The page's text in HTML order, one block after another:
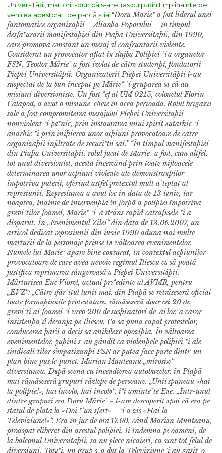
Universitãții, martorii spun cã s-a retras cu puțin timp înainte de
venirea acestora… de parcã știa: “Doru Mãrieº a fost liderul unei
fantomatice organizaþii – Alianþa Poporului – în timpul
desfãºurãrii manifestaþiei din Piaþa Universitãþii, din 1990,
care promova constant un mesaj al confruntãrii violente.
Considerat un provocator aflat în slujba Poliþiei ºi a organelor
FSN, Teodor Mãrieº a fost izolat de cãtre studenþi, fondatorii
Pieþei Universitãþii. Organizatorii Pieþei Universitãþii l-au
suspectat de la bun început pe Mãrieº ºi gruparea sa cã au
misiuni diversioniste. Un fost ºef al UM 0215, colonelul Florin
Calapod, a avut o misiune-cheie în acea perioadã. Rolul brigãzii
sale a fost compromiterea mesajului Pieþei Universitãþii –
nonviolent ºi paºnic, prin instaurarea unui spirit autarhic ºi
anarhic ºi prin iniþierea unor acþiuni provocatoare de cãtre
organizaþii infiltrate de securiºtii sãi.” “În timpul manifestaþiei
din Piaþa Universitãþii, rolul jucat de Mãrieº a fost, cum altfel,
tot unul diversionist, acesta încercånd prin toate mijloacele
determinarea unor acþiuni violente ale demonstranþilor
împotriva puterii, oferind astfel pretextul mult aºteptat al
represiunii. Represiunea a avut loc în data de 13 iunie, iar
noaptea, înainte de intervenþia în forþã a poliþiei împotriva
greviºtilor foamei, Mãrieº ºi-a stråns rapid catrafusele ºi a
dispãrut. În „Evenimentul Zilei“ din data de 13.06.2007, un
articol dedicat represiunii din iunie 1990 adunã mai multe
mãrturii de la personaje prinse în våltoarea evenimentelor.
Numele lui Mãrieº apare bine conturat, în contextul acþiunilor
provocatoare de care avea nevoie regimul Iliescu ca sã poatã
justifica reprimarea sångeroasã a Pieþei Universitãþii.
Mãrturisea Ene Viorel, actual preºedinte al AVMR, pentru
„EVZ“: „Cãtre sfårºitul lunii mai, din Piaþã se retrãseserã oficial
toate formaþiunile protestatare, rãmãseserã doar cei 20 de
greviºti ai foamei ºi vreo 200 de susþinãtori de-ai lor, a cãror
insistenþã îl deranja pe Iliescu. Ca sã punã capãt protestelor,
conducerea þãrii a decis sã anihileze opoziþia. În våltoarea
evenimentelor, puþini s-au gåndit cã violenþele poliþiei ºi ale
sindicaliºtilor simpatizanþi FSN ar putea face parte dintr-un
plan bine pus la punct. Marian Munteanu „mirosise“
diversiunea. Dupã scena cu incendierea autobuzelor, în Piaþã
mai rãmãseserã grupuri rãzleþe de persoane. „Unii spuneau «hai
la poliþie!», hai încolo, hai încolo“, îºi aminteºte Ene. „Într-unul
dintre grupuri era Doru Mãrieº – l-am descoperit apoi cã era pe
statul de platã la «Doi º‘un sfert» – ºi a zis «Hai la
Televiziune!»“. Era în jur de ora 17.00, cånd Marian Munteanu,
proaspãt eliberat din arestul poliþiei, îi îndemna pe oameni, de
la balconul Universitãþii, sã nu plece nicãieri, cã sunt tot felul de
diversiuni. Totuºi, un grup s-a dus la Televiziune ºi au gãsit-o